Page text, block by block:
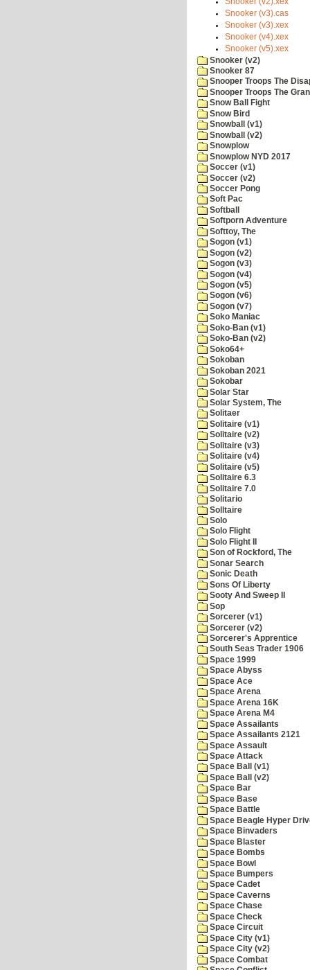
Snooker (v3).cas
Snooker (v3).xex
Snooker (v4).xex
Snooker (v5).xex
Snooker (v2)
Snooker 87
Snooper Troops The
Snooper Troops The
Snow Ball Fight
Snow Bird
Snowball (v1)
Snowball (v2)
Snowplow
Snowplow NYD 2017
Soccer (v1)
Soccer (v2)
Soccer Pong
Soft Pac
Softball
Softporn Adventure
Softtoy, The
Sogon (v1)
Sogon (v2)
Sogon (v3)
Sogon (v4)
Sogon (v5)
Sogon (v6)
Sogon (v7)
Soko Maniac
Soko-Ban (v1)
Soko-Ban (v2)
Soko64+
Sokoban
Sokoban 2021
Sokobar
Solar Star
Solar System, The
Solitaer
Solitaire (v1)
Solitaire (v2)
Solitaire (v3)
Solitaire (v4)
Solitaire (v5)
Solitaire 6.3
Solitaire 7.0
Solitario
Solltaire
Solo
Solo Flight
Solo Flight II
Son of Rockford, The
Sonar Search
Sonic Death
Sons Of Liberty
Sooty And Sweep II
Sop
Sorcerer (v1)
Sorcerer (v2)
Sorcerer's Apprentice
South Seas Trader 1906
Space 1999
Space Abyss
Space Ace
Space Arena
Space Arena 16K
Space Arena M4
Space Assailants
Space Assailants 2121
Space Assault
Space Attack
Space Ball (v1)
Space Ball (v2)
Space Bar
Space Base
Space Battle
Space Beagle Hyper
Space Binvaders
Space Blaster
Space Bombs
Space Bowl
Space Bumpers
Space Cadet
Space Caverns
Space Chase
Space Check
Space Circuit
Space City (v1)
Space City (v2)
Space Combat